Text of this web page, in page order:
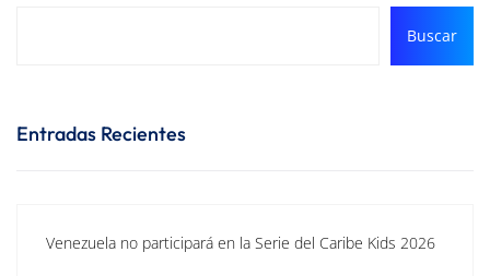
Buscar
Entradas Recientes
Venezuela no participará en la Serie del Caribe Kids 2026